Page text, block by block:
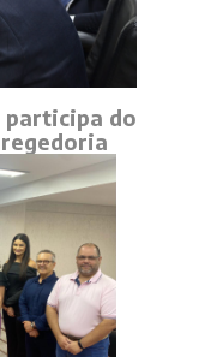
participa do